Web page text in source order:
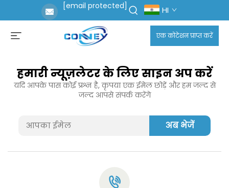
[email protected] HI
एक कोटेशन प्राप्त करें
हमारी न्यूज़लेटर के लिए साइन अप करें
यदि आपके पास कोई प्रश्न है, कृपया एक ईमेल छोड़ें और हम जल्द से
जल्द आपसे संपर्क करेंगे
अब भेजें